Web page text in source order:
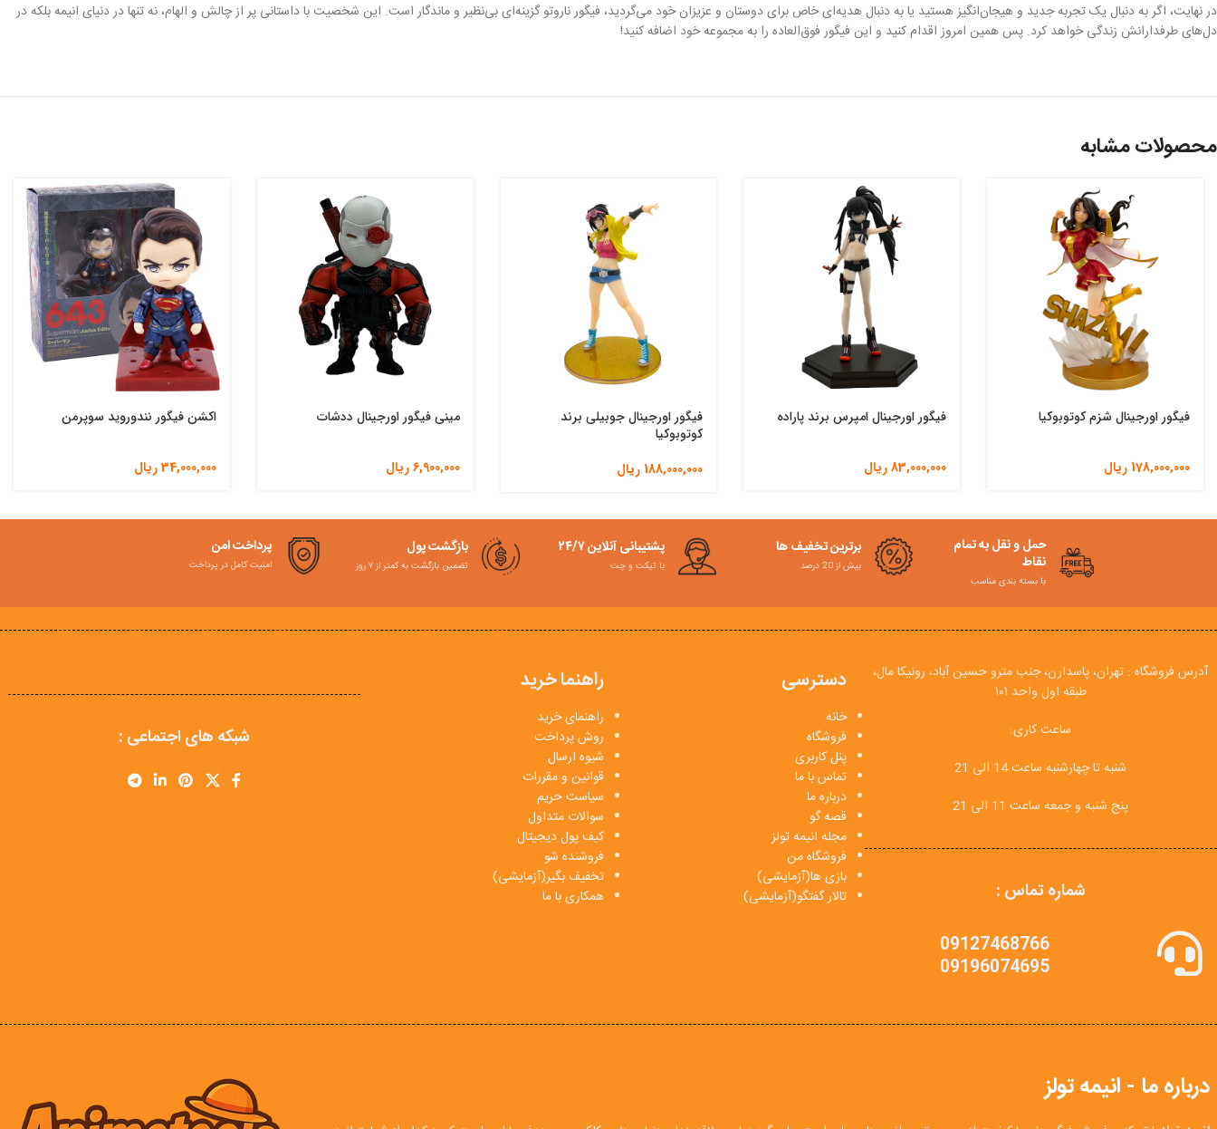
در نهایت، اگر به دنبال یک تجربه جدید و هیجان‌انگیز هستید یا به دنبال هدیه‌ای خاص برای دوستان و عزیزان خود می‌گردید، فیگور ناروتو گزینه‌ای بی‌نظیر و ماندگار است. این شخصیت با داستانی پر از چالش و الهام، نه تنها در دنیای انیمه بلکه در
دل‌های طرفدارانش زندگی خواهد کرد. پس همین امروز اقدام کنید و این فیگور فوق‌العاده را به مجموعه خود اضافه کنید!
محصولات مشابه
فیگور اورجینال شزم کوتوبوکیا
178,000,000 ریال
فیگور اورجینال امپرس برند پاراده
83,000,000ریال
فیگور اورجینال جوبیلی برند
کوتوبوکیا
188,000,000 ریال
مینی فیگور اورجینال ددشات
6,900,000ریال
اکشن فیگور نندوروید سوپرمن
34,000,000ریال
حمل و نقل به تمام
نقاط
با بسته بندی مناسب
برترین تخفیف ها
بیش از 20 درصد
پشتیبانی آنلاین ۲۴/۷
با تیکت و چت
بازگشت پول
تضمین بازگشت به کمتر از ۷ روز
پرداخت امن
امنیت کامل در پرداخت
آدرس فروشگاه : تهران، پاسدارن، جنب مترو حسین آباد، رونیکا مال،
طبقه اول واحد ۱۰۱
ساعت کاری:
شنبه تا چهارشنبه ساعت 14 الی 21
پنج شنبه و جمعه ساعت 11 الی 21
شماره تماس :
09127468766
09196074695
دسترسی
خانه
فروشگاه
پنل کاربری
تماس با ما
درباره ما
قصه گو
مجله انیمه تولز
فروشگاه من
بازی ها(آزمایشی)
تالار گفتگو(آزمایشی)
راهنما خرید
راهنمای خرید
روش پرداخت
شیوه ارسال
قوانین و مقررات
سیاست حریم
سوالات متداول
کیف پول دیجیتال
فروشنده شو
تخفیف بگیر(آزمایشی)
همکاری با ما
شبکه های اجتماعی :
درباره ما - انیمه تولز